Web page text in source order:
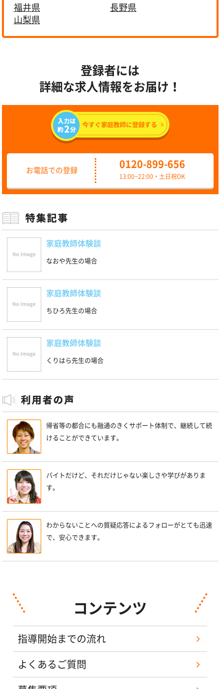
福井県
長野県
山梨県
登録者には
詳細な求人情報をお届け！
お電話での登録
0120-899-656
13:00~22:00・土日祝OK
家庭教師体験談
なおや先生の場合
家庭教師体験談
ちひろ先生の場合
家庭教師体験談
くりはら先生の場合
帰省等の都合にも融通のきくサポート体制で、継続して続
けることができています。
バイトだけど、それだけじゃない楽しさや学びがありま
す。
わからないことへの質疑応答によるフォローがとても迅速
で、安心できます。
コンテンツ
指導開始までの流れ
よくあるご質問